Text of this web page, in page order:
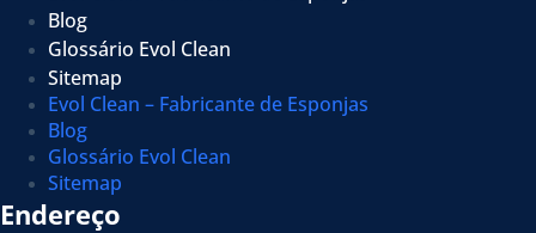
Blog
Glossário Evol Clean
Sitemap
Evol Clean – Fabricante de Esponjas
Blog
Glossário Evol Clean
Sitemap
Endereço